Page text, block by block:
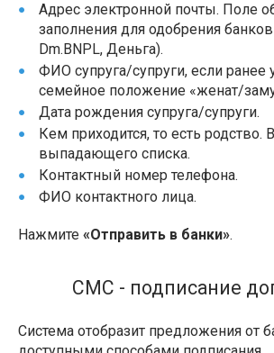
Адрес электронной почты. Поле
заполнения для одобрения
Dm.BNPL, Деньга).
ФИО супруга/супруги, если ранее
семейное положение «женат/
Дата рождения супруга/супруги.
Кем приходится, то есть родство.
выпадающего списка.
Контактный номер телефона.
ФИО контактного лица.
Нажмите «Отправить в банки».
СМС - подписание
Система отобразит предложения от